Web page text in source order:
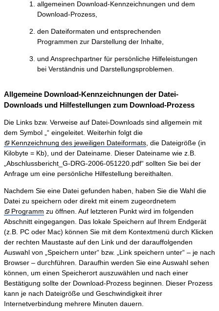
allgemeinen Download-Kennzeichnungen und dem
Download-Prozess,
den Dateiformaten und entsprechenden
Programmen zur Darstellung der Inhalte,
und Ansprechpartner für persönliche Hilfeleistungen
bei Verständnis und Darstellungsproblemen.
Allgemeine Download-Kennzeichnungen der Datei-
Downloads und Hilfestellungen zum Download-Prozess
Die Links bzw. Verweise auf Datei-Downloads sind allgemein mit
dem Symbol „“ eingeleitet. Weiterhin folgt die
Kennzeichnung des jeweiligen Dateiformats , die Dateigröße (in
Kilobyte = Kb), und der Dateiname. Dieser Dateiname wie z.B.
„Abschlussbericht_G-DRG-2006-051220.pdf“ sollten Sie bei der
Anfrage um eine persönliche Hilfestellung bereithalten.
Nachdem Sie eine Datei gefunden haben, haben Sie die Wahl die
Datei zu speichern oder direkt mit einem zugeordnetem
Programm zu öffnen. Auf letzteren Punkt wird im folgenden
Abschnitt eingegangen. Das lokale Speichern auf Ihrem Endgerät
(z.B. PC oder Mac) können Sie mit dem Kontextmenü durch Klicken
der rechten Maustaste auf den Link und der darauffolgenden
Auswahl von „Speichern unter“ bzw. „Link speichern unter“ – je nach
Browser – durchführen. Daraufhin werden Sie eine Auswahl sehen
können, um einen Speicherort auszuwählen und nach einer
Bestätigung sollte der Download-Prozess beginnen. Dieser Prozess
kann je nach Dateigröße und Geschwindigkeit ihrer
Internetverbindung mehrere Minuten dauern.